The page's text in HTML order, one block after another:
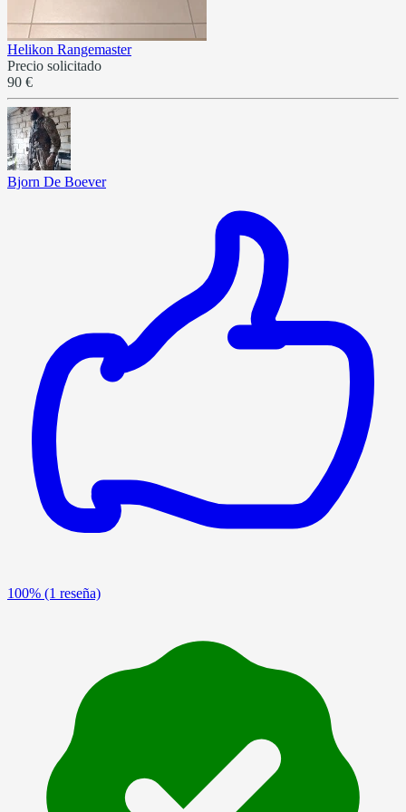
Helikon Rangemaster
Precio solicitado
90 €
Bjorn De Boever
100% (1 reseña)